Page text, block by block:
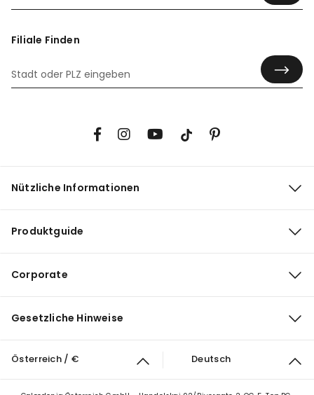
Filiale Finden
Nützliche Informationen
Produktguide
Corporate
Gesetzliche Hinweise
Österreich / € Deutsch